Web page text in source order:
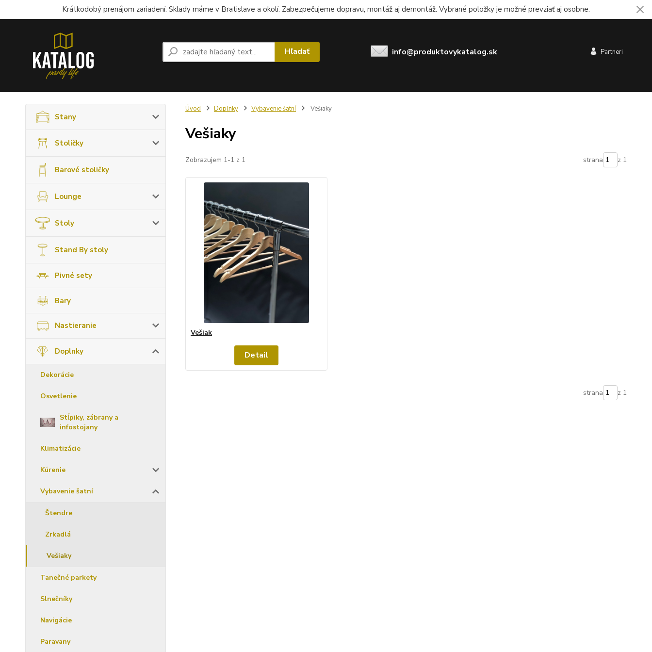
Krátkodobý prenájom zariadení. Sklady máme v Bratislave a okolí. Zabezpečujeme dopravu, montáž aj demontáž. Vybrané položky je možné prevziať aj osobne.
Partneri
Hľadať info@produktovykatalog.sk
Stany
Stoličky
Barové stoličky
Lounge
Stoly
Stand By stoly
Pivné sety
Bary
Nastieranie
Doplnky
Dekorácie
Osvetlenie
Stĺpiky, zábrany a
infostojany
Klimatizácie
Kúrenie
Vybavenie šatní
Štendre
Zrkadlá
Vešiaky
Tanečné parkety
Slnečníky
Navigácie
Paravany
Úvod Doplnky Vybavenie šatní Vešiaky
Vešiaky
Zobrazujem 1-1 z 1 strana z 1
Vešiak
Detail
strana z 1